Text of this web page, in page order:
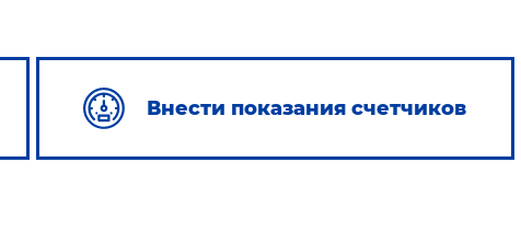
Внести показания счетчиков